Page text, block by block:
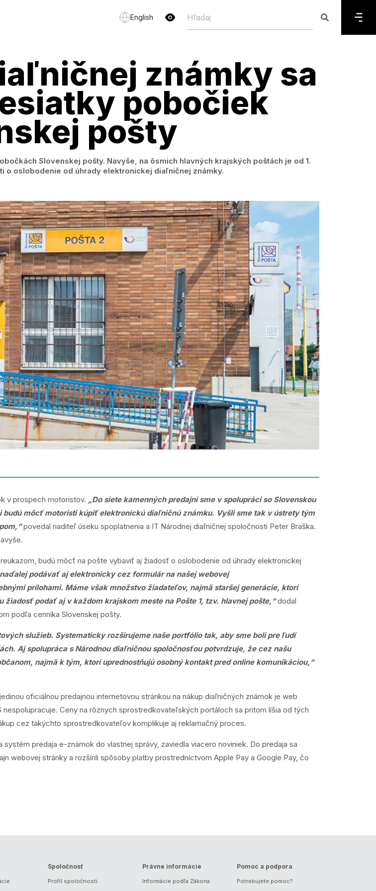
English
známky sa
pobočiek
pošty
Slovenskej pošty. Navyše, na ôsmich hlavných krajských poštách je od 1.
o oslobodenie od úhrady elektronickej diaľničnej známky.
v prospech motoristov. „Do siete kamenných predajní sme v spolupráci so Slovenskou
môcť motoristi kúpiť elektronickú diaľničnú známku. Vyšli sme tak v ústrety tým
povedal riaditeľ úseku spoplatnenia a IT Národnej diaľničnej spoločnosti Peter Braška.
budú môcť na pošte vybaviť aj žiadosť o oslobodenie od úhrady elektronickej
podávať aj elektronicky cez formulár na našej webovej
prílohami. Máme však množstvo žiadateľov, najmä staršej generácie, ktorí
podať aj v každom krajskom meste na Pošte 1, tzv. hlavnej pošte,“dodal
podľa cenníka Slovenskej pošty.
služieb. Systematicky rozširujeme naše portfólio tak, aby sme boli pre ľudí
Aj spolupráca s Národnou diaľničnou spoločnosťou potvrdzuje, že cez našu
najmä k tým, ktorí uprednostňujú osobný kontakt pred online komunikáciou,“
oficiálnou predajnou internetovou stránkou na nákup diaľničných známok je web
nespolupracuje. Ceny na rôznych sprostredkovateľských portáloch sa pritom líšia od tých
cez takýchto sprostredkovateľov komplikuje aj reklamačný proces.
predaja e-známok do vlastnej správy, zaviedla viacero noviniek. Do predaja sa
webovej stránky a rozšírili spôsoby platby prostredníctvom Apple Pay a Google Pay, čo
Spoločnosť
Profil spoločnosti
Právne informácie
Informácie podľa Zákona
Pomoc a podpora
Potrebujete pomoc?